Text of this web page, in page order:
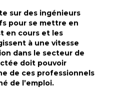
sur des ingénieurs
pour se mettre en
en cours et les
à une vitesse
dans le secteur de
doit pouvoir
de ces professionnels
de l’emploi.